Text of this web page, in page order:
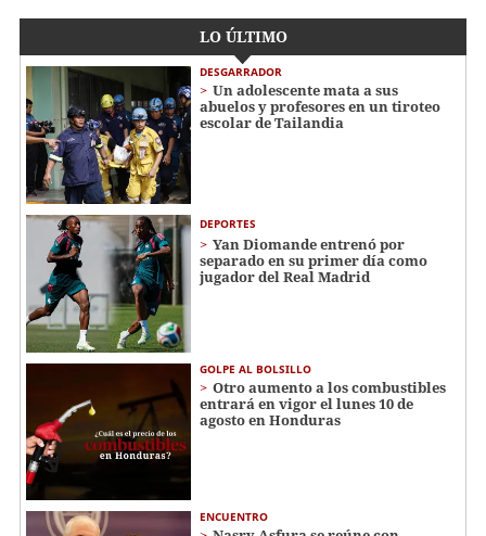
LO ÚLTIMO
DESGARRADOR
Un adolescente mata a sus
abuelos y profesores en un tiroteo
escolar de Tailandia
DEPORTES
Yan Diomande entrenó por
separado en su primer día como
jugador del Real Madrid
GOLPE AL BOLSILLO
Otro aumento a los combustibles
entrará en vigor el lunes 10 de
agosto en Honduras
ENCUENTRO